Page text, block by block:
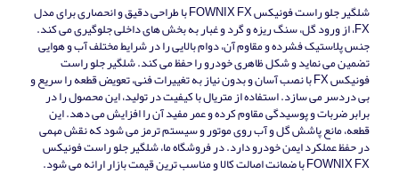
شلگیر جلو راست فونیکس FOWNIX FX با طراحی دقیق و انحصاری برای مدل
FX، از ورود گل، سنگ‌ ریزه و گرد و غبار به بخش‌ های داخلی جلوگیری می‌ کند.
جنس پلاستیک فشرده و مقاوم آن، دوام بالایی را در شرایط مختلف آب‌ و هوایی
تضمین می‌ نماید و شکل ظاهری خودرو را حفظ می‌ کند. شلگیر جلو راست
فونیکس FX با نصب آسان و بدون نیاز به تغییرات فنی، تعویض قطعه را سریع و
بی‌ دردسر می‌ سازد. استفاده از متریال با کیفیت در تولید، این محصول را در
برابر ضربات و پوسیدگی مقاوم کرده و عمر مفید آن را افزایش می‌ دهد. این
قطعه، مانع پاشش گل و آب روی موتور و سیستم ترمز می‌ شود که نقش مهمی
در حفظ عملکرد ایمن خودرو دارد. در فروشگاه ما، شلگیر جلو راست فونیکس
FOWNIX FX با ضمانت اصالت کالا و مناسب‌ ترین قیمت بازار ارائه می‌ شود.